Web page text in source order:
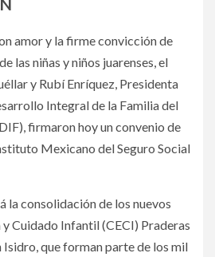
amor y la firme convicción de
las niñas y niños juarenses, el
y Rubí Enríquez, Presidenta
Integral de la Familia del
firmaron hoy un convenio de
Mexicano del Seguro Social
la consolidación de los nuevos
Cuidado Infantil (CECI) Praderas
Isidro, que forman parte de los mil